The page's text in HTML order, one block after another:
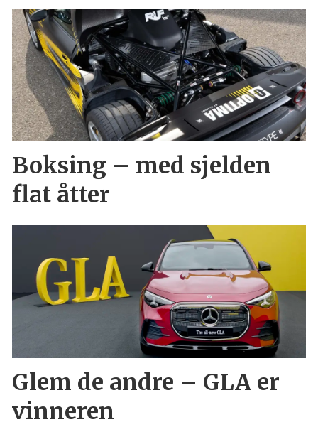
Boksing – med sjelden
flat åtter
Glem de andre – GLA er
vinneren